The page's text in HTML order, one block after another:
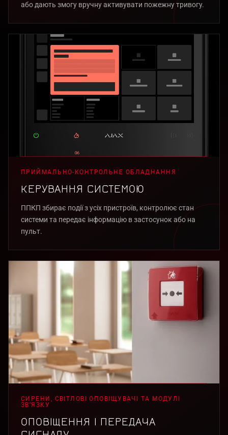
або дають змогу вручну активувати пожежну тривогу.
ПРИЙМАЛЬНО-КОНТРОЛЬНЕ ОБЛАДНАННЯ
КЕРУВАННЯ СИСТЕМОЮ
ППКП збирає події з усіх пристроїв, контролює стан
системи та передає інформацію в застосунок або на
пульт.
СИРЕНИ, СВІТЛОВІ ОПОВІЩУВАЧІ ТА МОДУЛІ
ЗВ’ЯЗКУ
ОПОВІЩЕННЯ І ПЕРЕДАЧА